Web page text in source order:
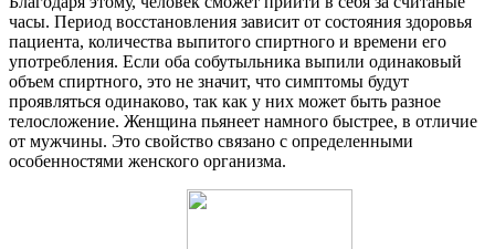
часы. Период восстановления зависит от состояния здоровья
пациента, количества выпитого спиртного и времени его
употребления. Если оба собутыльника выпили одинаковый
объем спиртного, это не значит, что симптомы будут
проявляться одинаково, так как у них может быть разное
телосложение. Женщина пьянеет намного быстрее, в отличие
от мужчины. Это свойство связано с определенными
особенностями женского организма.